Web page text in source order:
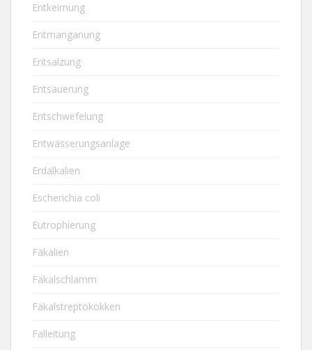
Entkeimung
Entmanganung
Entsalzung
Entsäuerung
Entschwefelung
Entwässerungsanlage
Erdalkalien
Escherichia coli
Eutrophierung
Fäkalien
Fäkalschlamm
Fäkalstreptokokken
Falleitung